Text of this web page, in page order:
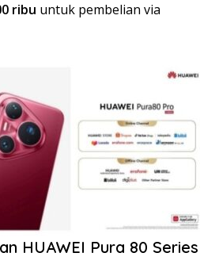
ribu untuk pembelian via
HUAWEI Pura 80 Series